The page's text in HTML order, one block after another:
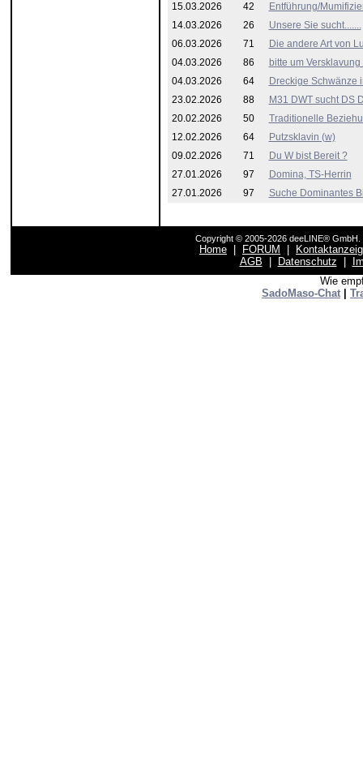
15.03.2026
42
Entführung/
14.03.2026
26
Unsere Sie sucht.......
06.03.2026
71
Die andere Art von
04.03.2026
86
bitte um
04.03.2026
64
Dreckige Schwänze
23.02.2026
88
M31 DWT sucht DS
20.02.2026
50
Traditionelle
12.02.2026
64
Putzsklavin (w)
09.02.2026
71
Du W bist Bereit ?
27.01.2026
97
Domina, TS-Herrin
27.01.2026
97 Suche Dominantes
Copyright © 2005-2026 deeLINE®
Home FORUM
AGB
Datenschutz
Wie
SadoMaso-Chat